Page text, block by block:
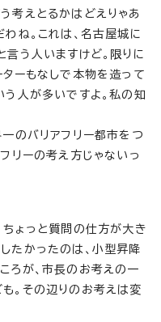
考えとるかはどえりゃあ
ね。これは、名古屋城に
言う人いますけど。限りに
ターもなしで本物を造って
う人が多いですよ。私の知
一のバリアフリー都市をつ
リーの考え方じゃないっ
ちょっと質問の仕方が大き
たかったのは、小型昇降
ろが、市長のお考えの一
。その辺りのお考えは変